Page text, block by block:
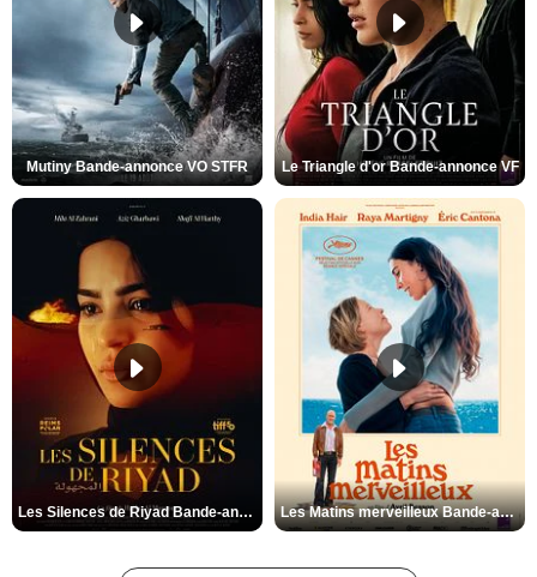
Mutiny Bande-annonce VO STFR Le Triangle d'or Bande-annonce VF
Les Silences de Riyad Bande-annonce VO STFR Les Matins merveilleux Bande-annonce VF